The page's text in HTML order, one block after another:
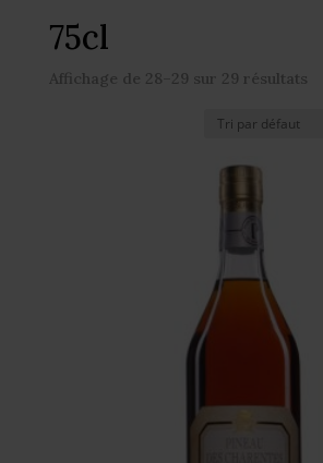
75cl
Affichage de 28–29 sur 29 résultats